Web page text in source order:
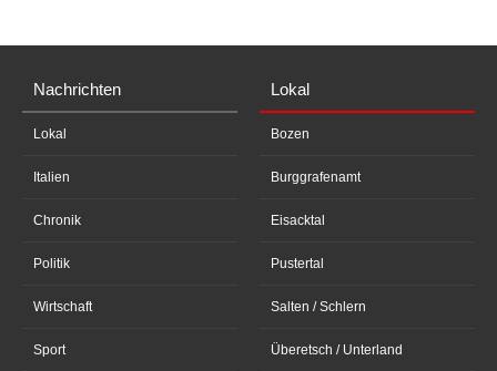
Nachrichten
Lokal
Italien
Chronik
Politik
Wirtschaft
Sport
Lokal
Bozen
Burggrafenamt
Eisacktal
Pustertal
Salten / Schlern
Überetsch / Unterland